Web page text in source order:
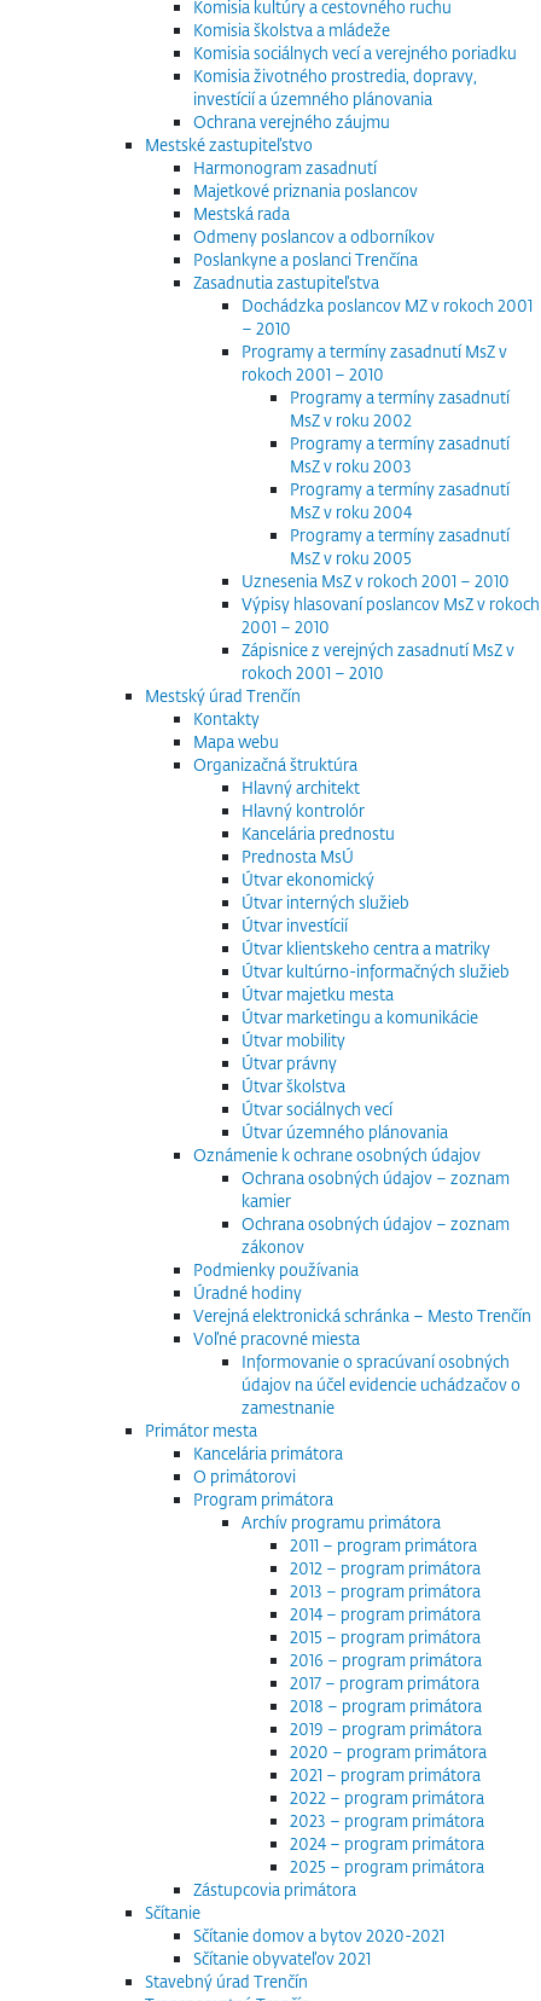
Komisia kultúry a cestovného ruchu
Komisia školstva a mládeže
Komisia sociálnych vecí a verejného poriadku
Komisia životného prostredia, dopravy,
investícií a územného plánovania
Ochrana verejného záujmu
Mestské zastupiteľstvo
Harmonogram zasadnutí
Majetkové priznania poslancov
Mestská rada
Odmeny poslancov a odborníkov
Poslankyne a poslanci Trenčína
Zasadnutia zastupiteľstva
Dochádzka poslancov MZ v rokoch 2001
– 2010
Programy a termíny zasadnutí MsZ v
rokoch 2001 – 2010
Programy a termíny zasadnutí
MsZ v roku 2002
Programy a termíny zasadnutí
MsZ v roku 2003
Programy a termíny zasadnutí
MsZ v roku 2004
Programy a termíny zasadnutí
MsZ v roku 2005
Uznesenia MsZ v rokoch 2001 – 2010
Výpisy hlasovaní poslancov MsZ v rokoch
2001 – 2010
Zápisnice z verejných zasadnutí MsZ v
rokoch 2001 – 2010
Mestský úrad Trenčín
Kontakty
Mapa webu
Organizačná štruktúra
Hlavný architekt
Hlavný kontrolór
Kancelária prednostu
Prednosta MsÚ
Útvar ekonomický
Útvar interných služieb
Útvar investícií
Útvar klientskeho centra a matriky
Útvar kultúrno-informačných služieb
Útvar majetku mesta
Útvar marketingu a komunikácie
Útvar mobility
Útvar právny
Útvar školstva
Útvar sociálnych vecí
Útvar územného plánovania
Oznámenie k ochrane osobných údajov
Ochrana osobných údajov – zoznam
kamier
Ochrana osobných údajov – zoznam
zákonov
Podmienky používania
Úradné hodiny
Verejná elektronická schránka – Mesto Trenčín
Voľné pracovné miesta
Informovanie o spracúvaní osobných
údajov na účel evidencie uchádzačov o
zamestnanie
Primátor mesta
Kancelária primátora
O primátorovi
Program primátora
Archív programu primátora
2011 – program primátora
2012 – program primátora
2013 – program primátora
2014 – program primátora
2015 – program primátora
2016 – program primátora
2017 – program primátora
2018 – program primátora
2019 – program primátora
2020 – program primátora
2021 – program primátora
2022 – program primátora
2023 – program primátora
2024 – program primátora
2025 – program primátora
Zástupcovia primátora
Sčítanie
Sčítanie domov a bytov 2020-2021
Sčítanie obyvateľov 2021
Stavebný úrad Trenčín